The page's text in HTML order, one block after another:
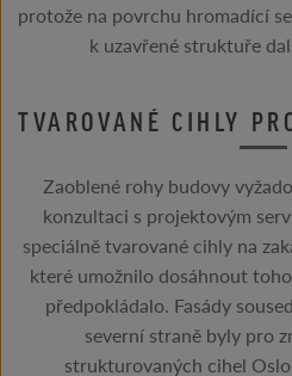
protože na povrchu hromadící
k uzavřené struktuře
TVAROVANÉ CIHLY
Zaoblené rohy budovy
konzultaci s projektovým
speciálně tvarované cihly na
které umožnilo dosáhnout
předpokládalo. Fasády
severní straně byly pro
strukturovaných cihel